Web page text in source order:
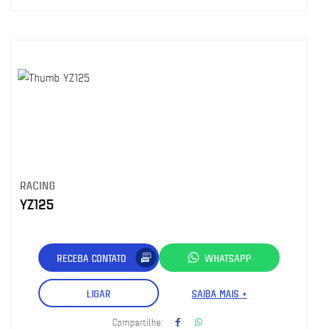
RACING
YZ125
RECEBA CONTATO WHATSAPP
LIGAR SAIBA MAIS +
Compartilhe: